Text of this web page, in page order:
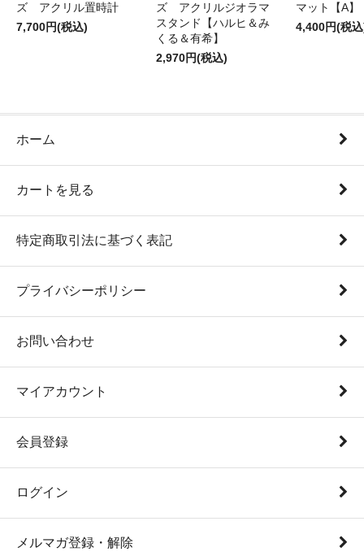
ズ アクリル置時計
7,700円(税込)
ズ アクリルジオラマ
スタンド【ハルヒ＆み
くる＆有希】
2,970円(税込)
マット【A】
4,400円(税
ホーム
カートを見る
特定商取引法に基づく表記
プライバシーポリシー
お問い合わせ
マイアカウント
会員登録
ログイン
メルマガ登録・解除